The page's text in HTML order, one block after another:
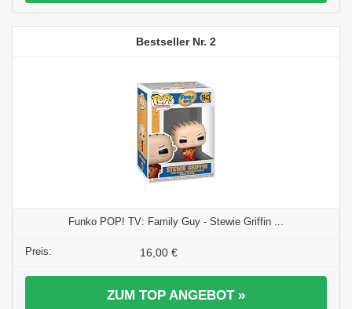
2
Funko POP! TV: Family Guy - Stewie Griffin ...
16,00 €
ZUM TOP ANGEBOT »